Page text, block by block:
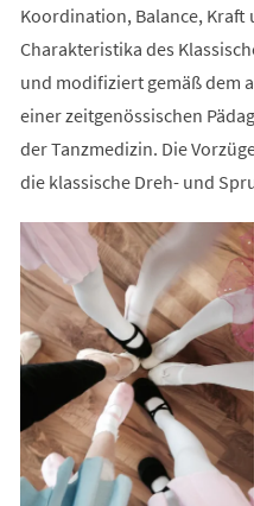
Koordination, Balance, Kraft
Charakteristika des
und modifiziert gemäß dem
einer zeitgenössischen
der Tanzmedizin. Die
die klassische Dreh- und